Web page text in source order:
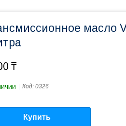
масло
₸
Код: 0326
Купить